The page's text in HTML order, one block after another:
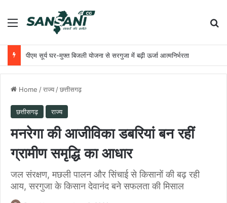
Menu
पीएम सूर्य घर-मुफ्त बिजली योजना से सरगुजा में बढ़ी ऊर्जा आत्मनिर्भरता
Home /राज्य /छत्तीसगढ़
छत्तीसगढ़ राज्य
मनरेगा की आजीविका डबरियां बन रहीं
ग्रामीण समृद्धि का आधार
जल संरक्षण, मछली पालन और सिंचाई से किसानों की बढ़ रही
आय, सरगुजा के किसान देवानंद बने सफलता की मिसाल